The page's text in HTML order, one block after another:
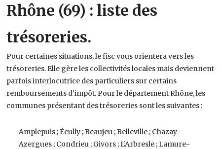
Rhône (69) : liste des
trésoreries.
Pour certaines situations, le fisc vous orientera vers les
trésoreries. Elle gère les collectivités locales mais deviennent
parfois interlocutrice des particuliers sur certains
remboursements d’impôt. Pour le département Rhône, les
communes présentant des trésoreries sont les suivantes :
Amplepuis ; Écully ; Beaujeu ; Belleville ; Chazay-
Azergues ; Condrieu ; Givors ; L’Arbresle ; Lamure-